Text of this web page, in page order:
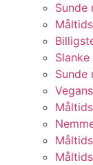
Sunde
Sunde